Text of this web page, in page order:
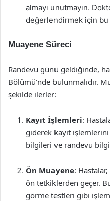
almayı unutmayın.
değerlendirmek için
Muayene Süreci
Randevu günü geldiğinde,
Bölümü’nde bulunmalıdır.
şekilde ilerler:
Kayıt İşlemleri:
giderek kayıt
bilgileri ve randevu
Ön Muayene:
ön tetkiklerden geçer.
görme testleri gibi